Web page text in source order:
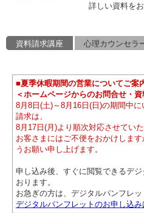
詳しい資料を
資料請求講座 心理カウンセラ
■夏季休暇期間の営業についてご案
＜ホームページからのお問合せ・
8月8日(土)～8月16日(日)の期間中
請求は、
8月17日(月)より順次対応させていた
お客さまにはご不便をおかけしま
うお願い申し上げます。
申し込み後、すぐに閲覧できるデ
おります。
お急ぎの方は、デジタルパンフレッ
デジタルパンフレットのお申し込み